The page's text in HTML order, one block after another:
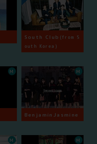
South Club (from S
outh Korea)
M
BenjaminJasmine
M
M M